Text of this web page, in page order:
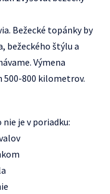
Bežecké topánky by
bežeckého štýlu a
Výmena
500-800 kilometrov.
je v poriadku: